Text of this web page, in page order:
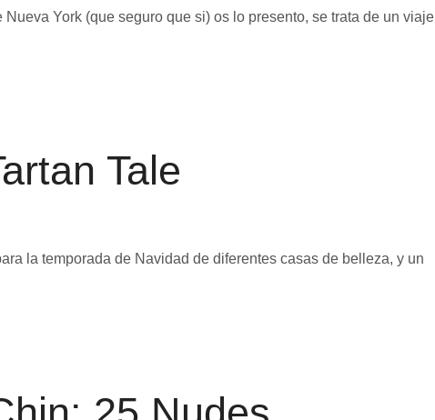
York (que seguro que si) os lo presento, se trata de un viaje
Tale
la temporada de Navidad de diferentes casas de belleza, y un